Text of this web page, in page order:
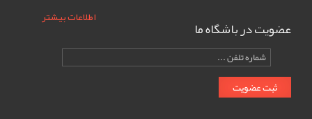
اطلاعات بیشتر
عضویت در باشگاه ما
ثبت عضویت